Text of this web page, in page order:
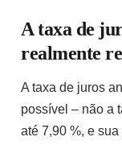
A taxa de
realmente
A taxa de juros
possível – não a
até 7,90 %, e